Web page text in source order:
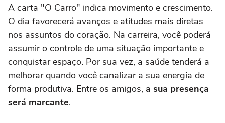
A carta "O Carro" indica movimento e crescimento.
O dia favorecerá avanços e atitudes mais diretas
nos assuntos do coração. Na carreira, você poderá
assumir o controle de uma situação importante e
conquistar espaço. Por sua vez, a saúde tenderá a
melhorar quando você canalizar a sua energia de
forma produtiva. Entre os amigos, a sua presença
será marcante.